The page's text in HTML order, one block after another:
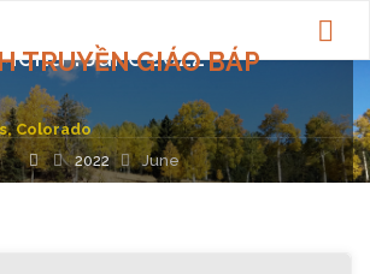
TRUYỀN GIÁO BÁP
Colorado
June 2022
Home2022 June